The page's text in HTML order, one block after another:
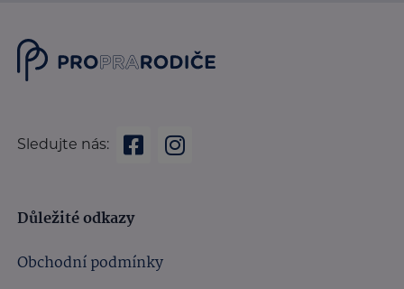
Sledujte nás:
Důležité odkazy
Obchodní podmínky